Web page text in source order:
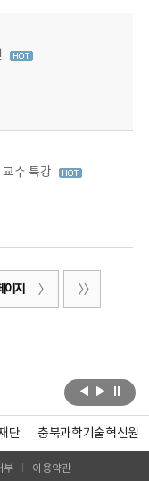
수 특강
이지
단 충북과학기술혁신원
부 이용약관